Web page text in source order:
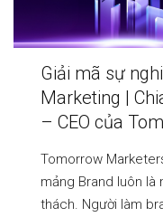
Giải mã sự
Marketing |
– CEO của
Tomorrow
mảng Brand luôn là
thách. Người làm